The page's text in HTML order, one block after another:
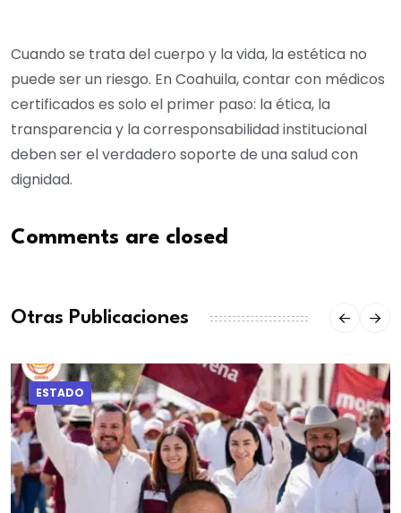
Cuando se trata del cuerpo y la vida, la estética no
puede ser un riesgo. En Coahuila, contar con médicos
certificados es solo el primer paso: la ética, la
transparencia y la corresponsabilidad institucional
deben ser el verdadero soporte de una salud con
dignidad.
Comments are closed
Otras Publicaciones
ESTADO